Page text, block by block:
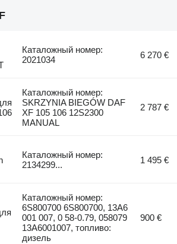
Каталожный номер:
2021034
6 270 €
Каталожный номер:
SKRZYNIA BIEGÓW DAF
XF 105 106 12S2300
MANUAL
2 787 €
Каталожный номер:
2134299...
1 495 €
Каталожный номер:
6S800700 6S800700, 13A6
001 007, 0 58-0.79, 058079
13A6001007, топливо:
дизель
900 €